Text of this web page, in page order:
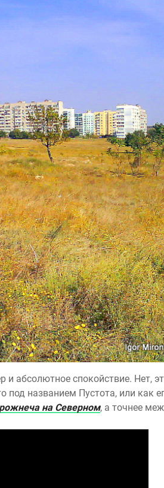
и абсолютное спокойствие. Нет,
под названием Пустота, или как
на Северном, а точнее